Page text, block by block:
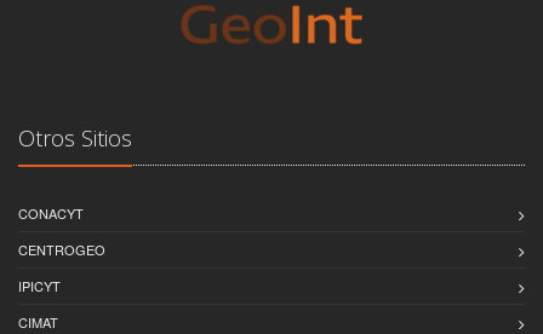
Otros Sitios
CONACYT
CENTROGEO
IPICYT
CIMAT